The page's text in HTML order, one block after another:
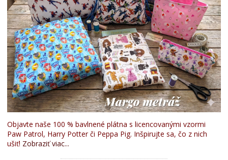
Objavte naše 100 % bavlnené plátna s licencovanými vzormi
Paw Patrol, Harry Potter či Peppa Pig. Inšpirujte sa, čo z nich
ušiť! Zobraziť viac...